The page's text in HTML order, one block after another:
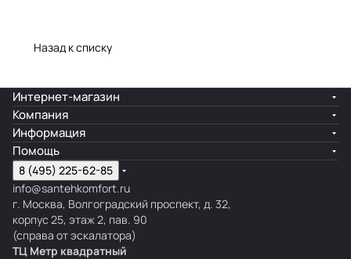
Назад к списку
Интернет-магазин
Компания
Информация
Помощь
8 (495) 225-62-85
info@santehkomfort.ru
г. Москва, Волгоградский проспект, д. 32,
корпус 25, этаж 2, пав. 90
(справа от эскалатора)
ТЦ Метр квадратный